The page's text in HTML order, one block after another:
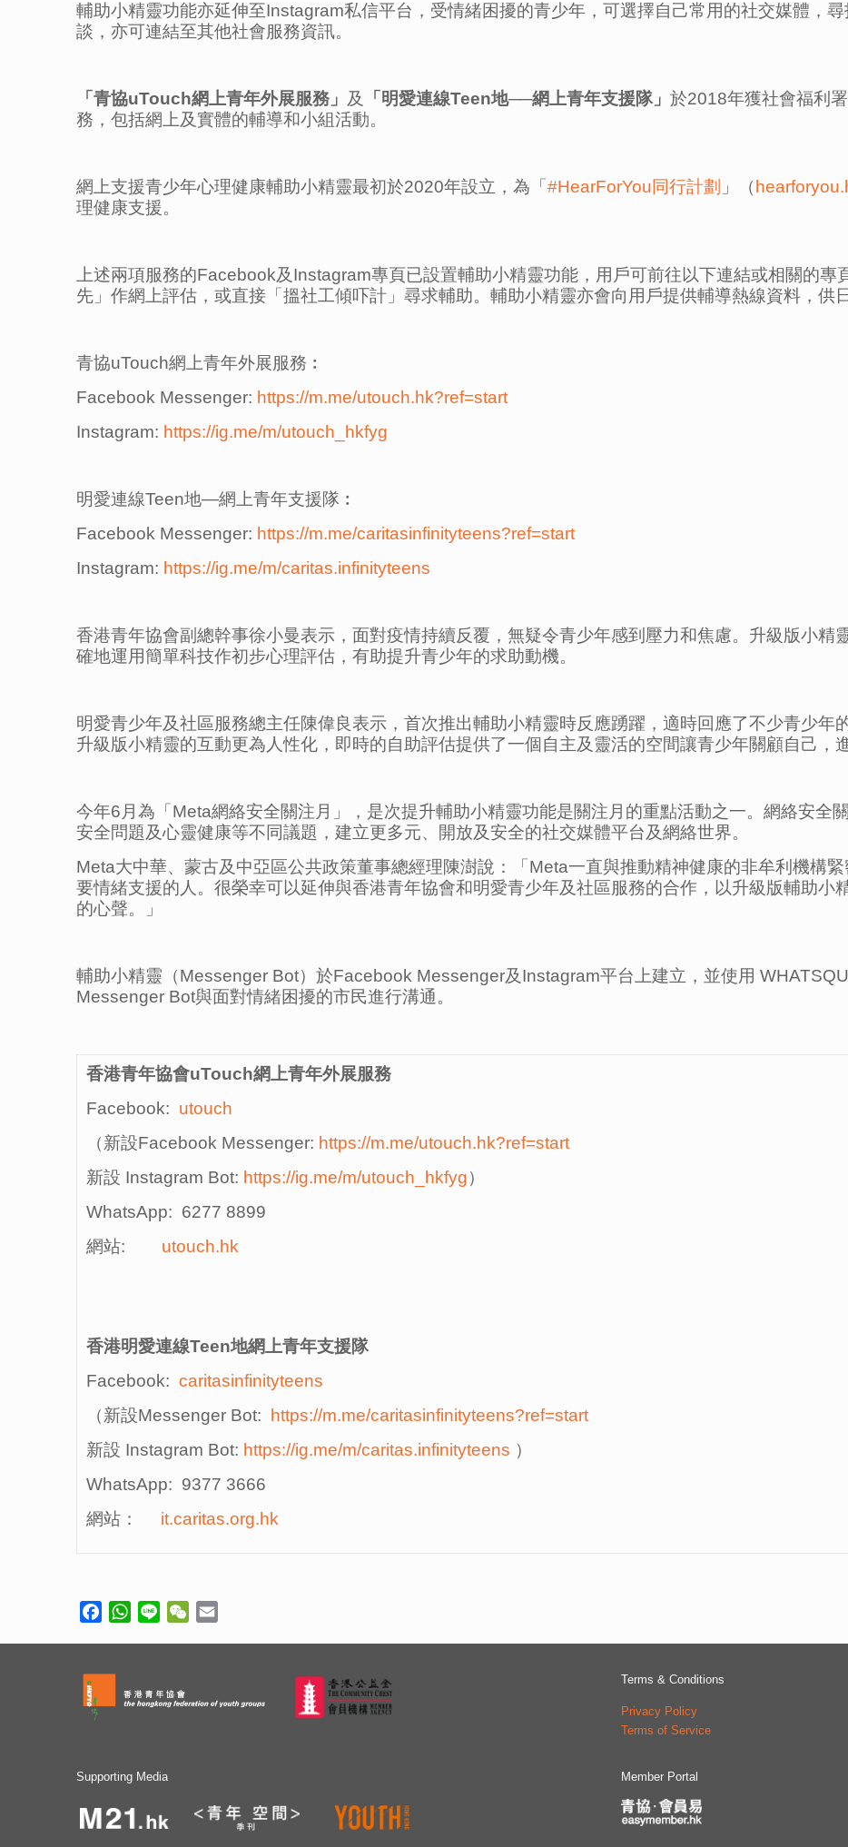
輔助小精靈功能亦延伸至Instagram私信平台，受情緒困擾的青少年，可選擇自己常用的社交媒體，
談，亦可連結至其他社會服務資訊。
「青協uTouch網上青年外展服務」 及 「明愛連線Teen地──網上青年支援隊」 於2018年獲社會福利
務，包括網上及實體的輔導和小組活動。
網上支援青少年心理健康輔助小精靈最初於2020年設立，為「 #HearForYou同行計劃 」（
理健康支援。
上述兩項服務的Facebook及Instagram專頁已設置輔助小精靈功能，用戶可前往以下連結或相關的專
先」作網上評估，或直接「搵社工傾吓計」尋求輔助。輔助小精靈亦會向用戶提供輔導熱線資料，供
青協uTouch網上青年外展服務︰
Facebook Messenger: https://m.me/utouch.hk?ref=start
Instagram: https://ig.me/m/utouch_hkfyg
明愛連線Teen地—網上青年支援隊︰
Facebook Messenger: https://m.me/caritasinfinityteens?ref=start
Instagram: https://ig.me/m/caritas.infinityteens
香港青年協會副總幹事徐小曼表示，面對疫情持續反覆，無疑令青少年感到壓力和焦慮。升級版小精
確地運用簡單科技作初步心理評估，有助提升青少年的求助動機。
明愛青少年及社區服務總主任陳偉良表示，首次推出輔助小精靈時反應踴躍，適時回應了不少青少年
升級版小精靈的互動更為人性化，即時的自助評估提供了一個自主及靈活的空間讓青少年關顧自己，
今年6月為「Meta網絡安全關注月」，是次提升輔助小精靈功能是關注月的重點活動之一。網絡安全
安全問題及心靈健康等不同議題，建立更多元、開放及安全的社交媒體平台及網絡世界。
Meta大中華、蒙古及中亞區公共政策董事總經理陳澍說：「Meta一直與推動精神健康的非牟利機構
要情緒支援的人。很榮幸可以延伸與香港青年協會和明愛青少年及社區服務的合作，以升級版輔助小
的心聲。」
輔助小精靈（Messenger Bot）於Facebook Messenger及Instagram平台上建立，並使用
Messenger Bot與面對情緒困擾的市民進行溝通。
香港青年協會uTouch網上青年外展服務
Facebook: utouch
（新設Facebook Messenger: https://m.me/utouch.hk?ref=start
新設 Instagram Bot: https://ig.me/m/utouch_hkfyg）
WhatsApp: 6277 8899
網站: utouch.hk
香港明愛連線Teen地網上青年支援隊
Facebook: caritasinfinityteens
（新設Messenger Bot:
https://m.me/caritasinfinityteens?ref=start
新設 Instagram Bot: https://ig.me/m/caritas.infinityteens ）
WhatsApp: 9377 3666
網站： it.caritas.org.hk
FacebookWhatsApp
Line WeChat
Terms & Conditions
Privacy Policy
Terms of Service
Supporting Media Member Portal